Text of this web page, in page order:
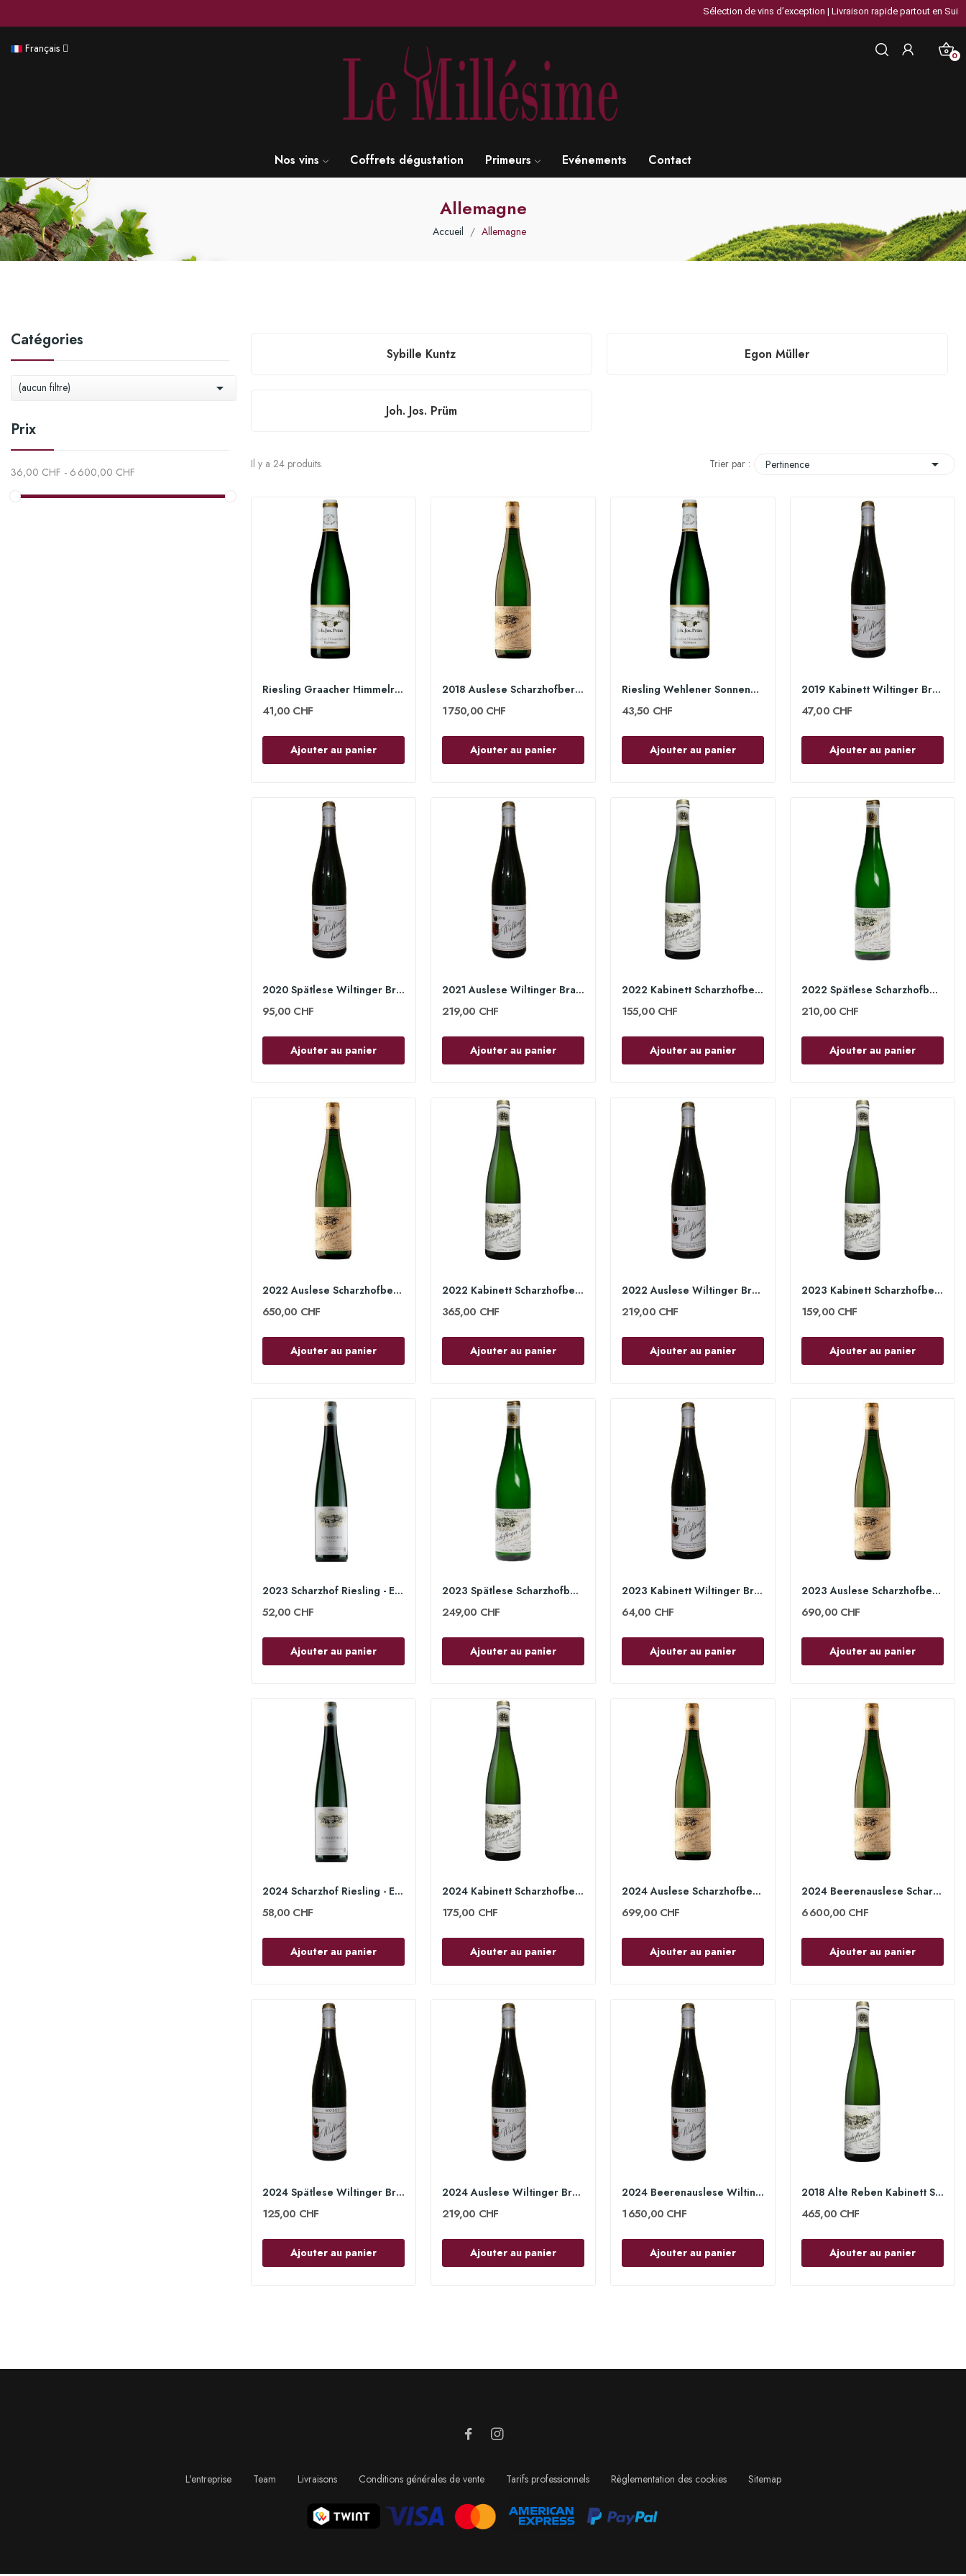
Sélection de vins d’exception | Livraison rapide partout en Suisse | Plus
Français 0
Nos vins Coffrets dégustation Primeurs Evénements Contact
Allemagne
Accueil Allemagne
Catégories
(aucun filtre) 
Prix
36,00 CHF - 6 600,00 CHF
Sybille Kuntz Egon Müller
Joh. Jos. Prüm
Il y a 24 produits. Trier par : Pertinence 
Riesling Graacher Himmelreich Kabinett 2022 -...
41,00 CHF
Ajouter au panier
2018 Auslese Scharzhofberger Goldkapsel 75cl -...
1 750,00 CHF
Ajouter au panier
Riesling Wehlener Sonnenuhr Kabinett 2022 -...
43,50 CHF
Ajouter au panier
2019 Kabinett Wiltinger Braune Kupp 75cl - Egon...
47,00 CHF
Ajouter au panier
2020 Spätlese Wiltinger Braune Kupp 75cl - Egon...
95,00 CHF
Ajouter au panier
2021 Auslese Wiltinger Braune Kupp 75cl - Egon...
219,00 CHF
Ajouter au panier
2022 Kabinett Scharzhofberger 75cl - Egon Müller
155,00 CHF
Ajouter au panier
2022 Spätlese Scharzhofberger 75cl - Egon Müller
210,00 CHF
Ajouter au panier
2022 Auslese Scharzhofberger 75 cl - Egon Müller
650,00 CHF
Ajouter au panier
2022 Kabinett Scharzhofberger 150cl - Egon Müller
365,00 CHF
Ajouter au panier
2022 Auslese Wiltinger Braune Kupp 75cl - Egon...
219,00 CHF
Ajouter au panier
2023 Kabinett Scharzhofberger 75cl - Egon Müller
159,00 CHF
Ajouter au panier
2023 Scharzhof Riesling - Egon Müller
52,00 CHF
Ajouter au panier
2023 Spätlese Scharzhofberger 75cl - Egon Müller
249,00 CHF
Ajouter au panier
2023 Kabinett Wiltinger Braune Kupp 75cl - Egon...
64,00 CHF
Ajouter au panier
2023 Auslese Scharzhofberger 75cl - Egon Müller
690,00 CHF
Ajouter au panier
2024 Scharzhof Riesling - Egon Müller
58,00 CHF
Ajouter au panier
2024 Kabinett Scharzhofberger 75cl - Egon Müller
175,00 CHF
Ajouter au panier
2024 Auslese Scharzhofberger 75cl - Egon Müller
699,00 CHF
Ajouter au panier
2024 Beerenauslese Scharzhofberger 75cl - Egon...
6 600,00 CHF
Ajouter au panier
2024 Spätlese Wiltinger Braune Kupp 75cl - Egon...
125,00 CHF
Ajouter au panier
2024 Auslese Wiltinger Braune Kupp 75cl - Egon...
219,00 CHF
Ajouter au panier
2024 Beerenauslese Wiltinger Braune Kupp 75cl -...
1 650,00 CHF
Ajouter au panier
2018 Alte Reben Kabinett Scharzhofberger 75cl -...
465,00 CHF
Ajouter au panier
L'entreprise Team Livraisons Conditions générales de vente Tarifs professionnels Règlementation des cookies Sitemap